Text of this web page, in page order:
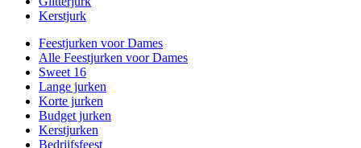
Kerstjurk
Feestjurken voor Dames
Alle Feestjurken voor Dames
Sweet 16
Lange jurken
Korte jurken
Budget jurken
Kerstjurken
Bedrijfsfeest